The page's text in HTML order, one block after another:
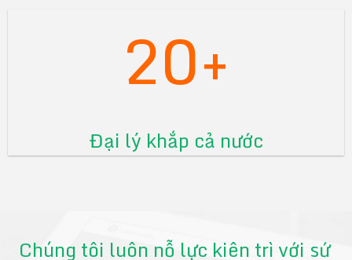
20+
Đại lý khắp cả nước
Chúng tôi luôn nỗ lực kiên trì với sứ